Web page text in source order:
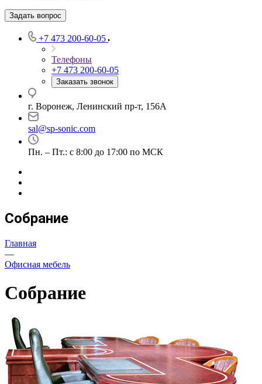
Задать вопрос
+7 473 200-60-05
Телефоны
+7 473 200-60-05
Заказать звонок
г. Воронеж, Ленинский пр-т, 156А
sal@sp-sonic.com
Пн. – Пт.: с 8:00 до 17:00 по МСК
Собрание
Главная
—
Офисная мебель
Собрание